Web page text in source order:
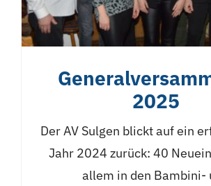
2025
Der AV Sulgen blickt auf ein
Jahr 2024 zurück: 40
allem in den Bambini-